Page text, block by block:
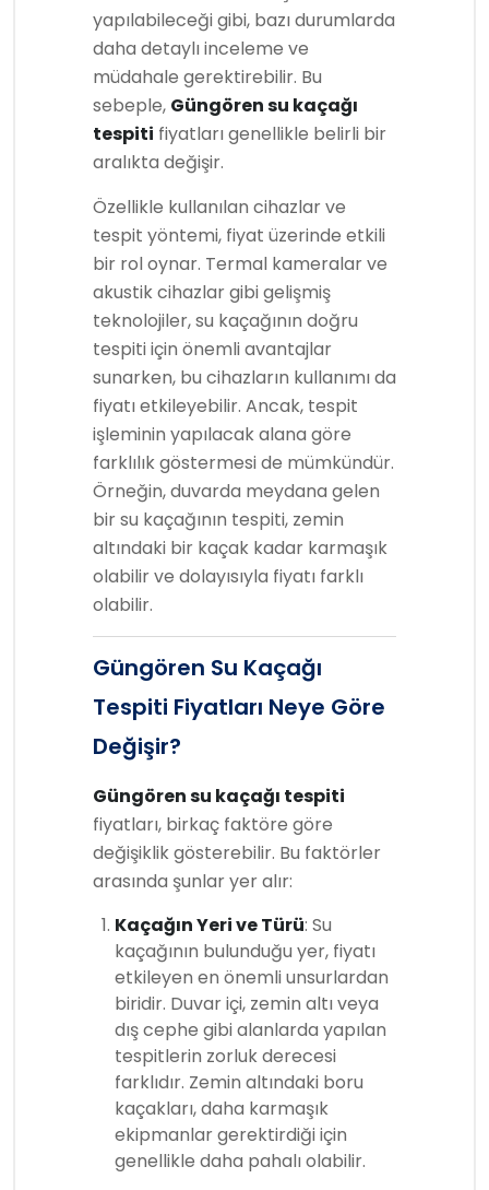
yapılabileceği gibi, bazı durumlarda
daha detaylı inceleme ve
müdahale gerektirebilir. Bu
sebeple, Güngören su kaçağı
tespiti fiyatları genellikle belirli bir
aralıkta değişir.
Özellikle kullanılan cihazlar ve
tespit yöntemi, fiyat üzerinde etkili
bir rol oynar. Termal kameralar ve
akustik cihazlar gibi gelişmiş
teknolojiler, su kaçağının doğru
tespiti için önemli avantajlar
sunarken, bu cihazların kullanımı da
fiyatı etkileyebilir. Ancak, tespit
işleminin yapılacak alana göre
farklılık göstermesi de mümkündür.
Örneğin, duvarda meydana gelen
bir su kaçağının tespiti, zemin
altındaki bir kaçak kadar karmaşık
olabilir ve dolayısıyla fiyatı farklı
olabilir.
Güngören Su Kaçağı
Tespiti Fiyatları Neye Göre
Değişir?
Güngören su kaçağı tespiti
fiyatları, birkaç faktöre göre
değişiklik gösterebilir. Bu faktörler
arasında şunlar yer alır:
Kaçağın Yeri ve Türü: Su
kaçağının bulunduğu yer, fiyatı
etkileyen en önemli unsurlardan
biridir. Duvar içi, zemin altı veya
dış cephe gibi alanlarda yapılan
tespitlerin zorluk derecesi
farklıdır. Zemin altındaki boru
kaçakları, daha karmaşık
ekipmanlar gerektirdiği için
genellikle daha pahalı olabilir.